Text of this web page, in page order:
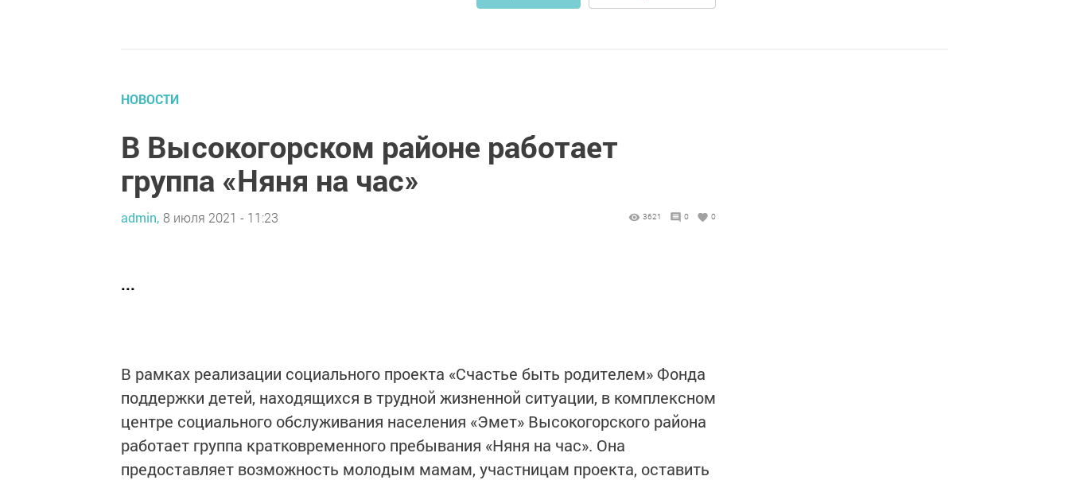
НОВОСТИ
В Высокогорском районе работает
группа «Няня на час»
admin, 8 июля 2021 - 11:23 3621 0 0
...
В рамках реализации социального проекта «Счастье быть родителем» Фонда
поддержки детей, находящихся в трудной жизненной ситуации, в комплексном
центре социального обслуживания населения «Эмет» Высокогорского района
работает группа кратковременного пребывания «Няня на час». Она
предоставляет возможность молодым мамам, участницам проекта, оставить